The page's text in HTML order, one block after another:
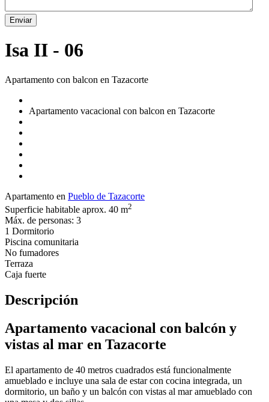
Enviar
Isa II - 06
Apartamento con balcon en Tazacorte
Apartamento vacacional con balcon en Tazacorte
Apartamento en Pueblo de Tazacorte
Superficie habitable aprox. 40 m2
Máx. de personas: 3
1 Dormitorio
Piscina comunitaria
No fumadores
Terraza
Caja fuerte
Descripción
Apartamento vacacional con balcón y
vistas al mar en Tazacorte
El apartamento de 40 metros cuadrados está funcionalmente
amueblado e incluye una sala de estar con cocina integrada, un
dormitorio, un baño y un balcón con vistas al mar amueblado con